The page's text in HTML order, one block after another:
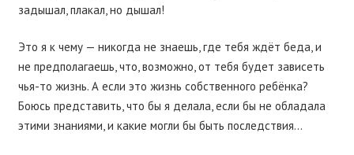
задышал, плакал, но дышал!
Это я к чему — никогда не знаешь, где тебя ждёт беда, и
не предполагаешь, что, возможно, от тебя будет зависеть
чья-то жизнь. А если это жизнь собственного ребёнка?
Боюсь представить, что бы я делала, если бы не обладала
этими знаниями, и какие могли бы быть последствия…